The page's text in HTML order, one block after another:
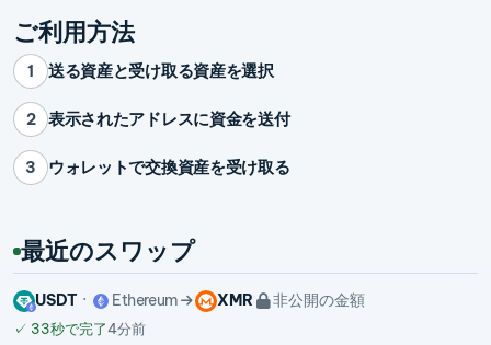
ご利用方法
1 送る資産と受け取る資産を選択
2 表示されたアドレスに資金を送付
3 ウォレットで交換資産を受け取る
最近のスワップ
USDT Ethereum XMR 非公開の金額
✓ 33秒で完了4分前